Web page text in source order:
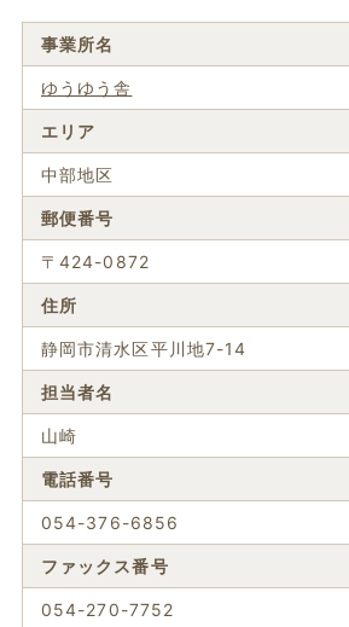
事業所名
ゆうゆう舎
エリア
中部地区
郵便番号
〒424-0872
住所
静岡市清水区平川地7-14
担当者名
山崎
電話番号
054-376-6856
ファックス番号
054-270-7752